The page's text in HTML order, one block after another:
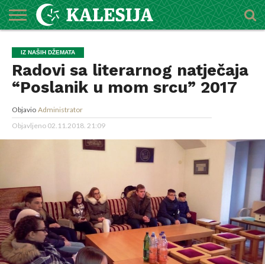
O
MEDŽLISU
DŽEMATI
IMAMI
MEKTEBSKI
CENTAR
VIJESTI
HUTBE
NAJAVE
KALENDAR
KONTAKT
IZ NAŠIH DŽEMATA
Radovi sa literarnog natječaja
“Poslanik u mom srcu” 2017
Objavio Administrator
Objavljeno 02.11.2018. 21:09